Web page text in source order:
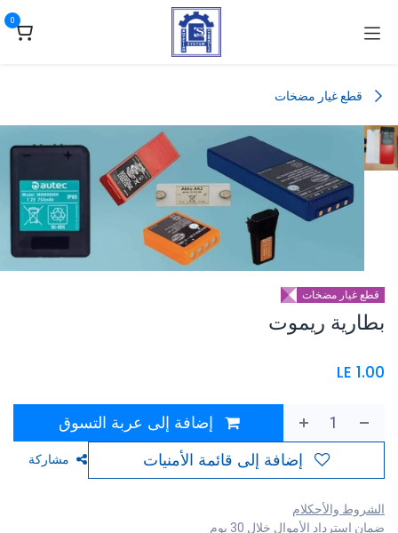
0
قطع غيار مضخات
قطع غيار مضخات
بطارية ريموت
1.00
إضافة إلى عربة التسوق
إضافة إلى قائمة الأمنيات
مشاركة
الشروط والأحكلام
ضمان استرداد الأموال خلال 30 يوم